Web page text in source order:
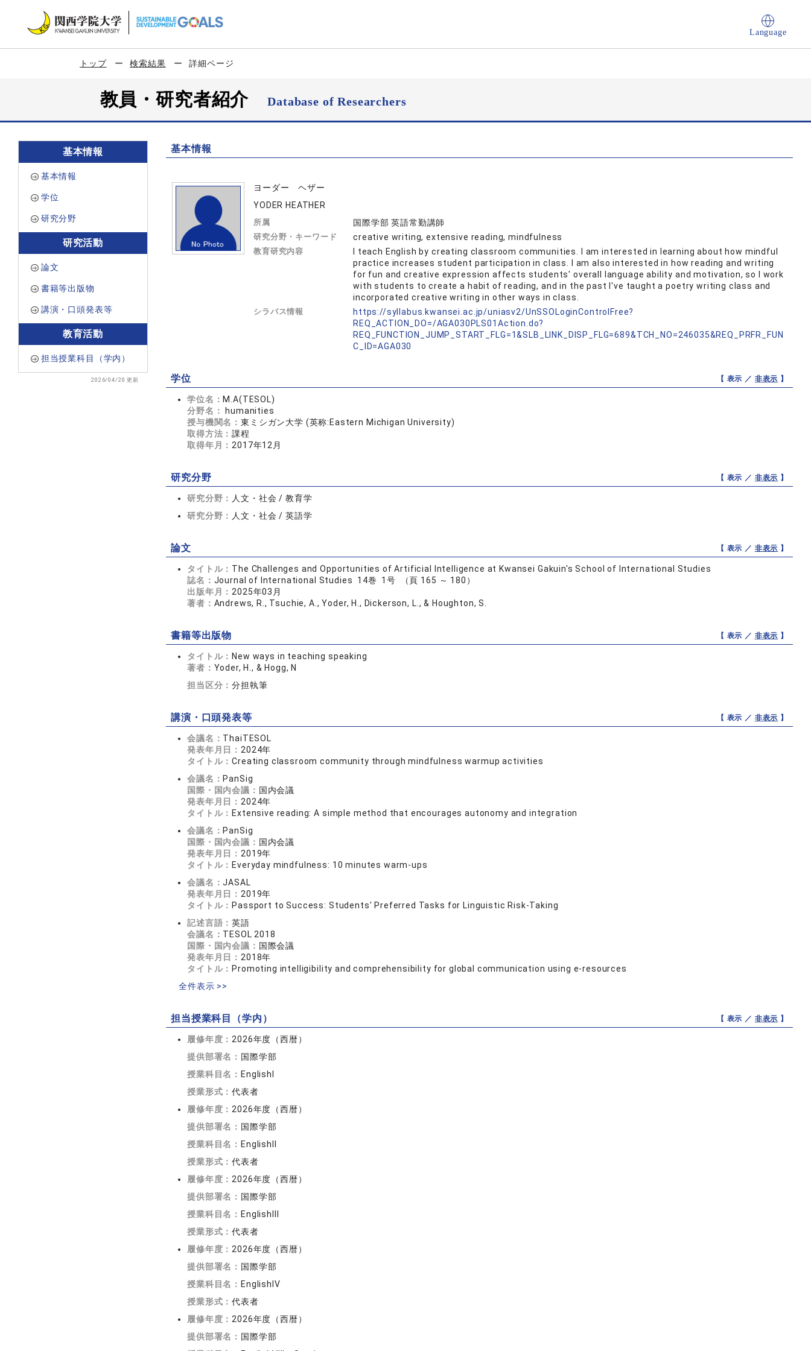
Language
トップ 検索結果 詳細ページ
教員・研究者紹介Database of Researchers
基本情報
基本情報
学位
研究分野
研究活動
論文
書籍等出版物
講演・口頭発表等
教育活動
担当授業科目（学内）
2026/04/20 更新
基本情報
ヨーダー ヘザー
YODER HEATHER
所属 国際学部 英語常勤講師
研究分野・キーワード creative writing, extensive reading, mindfulness
教育研究内容
I teach English by creating classroom communities. I am interested in learning about how mindful
practice increases student participation in class. I am also interested in how reading and writing
for fun and creative expression affects students' overall language ability and motivation, so I work
with students to create a habit of reading, and in the past I've taught a poetry writing class and
incorporated creative writing in other ways in class.
シラバス情報
https://syllabus.kwansei.ac.jp/uniasv2/UnSSOLoginControlFree?
REQ_ACTION_DO=/AGA030PLS01Action.do?
REQ_FUNCTION_JUMP_START_FLG=1&SLB_LINK_DISP_FLG=689&TCH_NO=246035&REQ_PRFR_FUN
C_ID=AGA030
学位 【 表示 ／ 非表示 】
学位名： M.A(TESOL)
分野名：
humanities
授与機関名：東ミシガン大学 (英称:Eastern Michigan University)
取得方法：課程
取得年月： 2017年12月
研究分野 【 表示 ／ 非表示 】
研究分野： 人文・社会 / 教育学
研究分野： 人文・社会 / 英語学
論文 【 表示 ／ 非表示 】
タイトル： The Challenges and Opportunities of Artificial Intelligence at Kwansei Gakuin's School of International Studies
誌名： Journal of International Studies 14巻 1号 （頁 165 ～ 180）
出版年月： 2025年03月
著者： Andrews, R., Tsuchie, A., Yoder, H., Dickerson, L., & Houghton, S.
書籍等出版物 【 表示 ／ 非表示 】
タイトル： New ways in teaching speaking
著者： Yoder, H., & Hogg, N
担当区分：分担執筆
講演・口頭発表等 【 表示 ／ 非表示 】
会議名： ThaiTESOL
発表年月日： 2024年
タイトル：Creating classroom community through mindfulness warmup activities
会議名： PanSig
国際・国内会議： 国内会議
発表年月日： 2024年
タイトル： Extensive reading: A simple method that encourages autonomy and integration
会議名： PanSig
国際・国内会議： 国内会議
発表年月日： 2019年
タイトル： Everyday mindfulness: 10 minutes warm-ups
会議名：JASAL
発表年月日： 2019年
タイトル： Passport to Success: Students' Preferred Tasks for Linguistic Risk-Taking
記述言語：英語
会議名： TESOL 2018
国際・国内会議： 国際会議
発表年月日： 2018年
タイトル： Promoting intelligibility and comprehensibility for global communication using e-resources
全件表示 >>
担当授業科目（学内） 【 表示 ／ 非表示 】
履修年度： 2026年度（西暦）
提供部署名： 国際学部
授業科目名： EnglishI
授業形式：代表者
履修年度： 2026年度（西暦）
提供部署名： 国際学部
授業科目名： EnglishII
授業形式：代表者
履修年度： 2026年度（西暦）
提供部署名： 国際学部
授業科目名： EnglishIII
授業形式：代表者
履修年度： 2026年度（西暦）
提供部署名： 国際学部
授業科目名： EnglishIV
授業形式：代表者
履修年度： 2026年度（西暦）
提供部署名： 国際学部